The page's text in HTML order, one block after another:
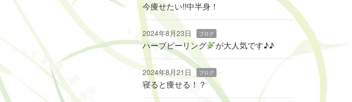
今痩せたい!!中半身！
2024年8月23日 ブログ
ハーブピーリング ‬が大人気です♪♪
2024年8月21日 ブログ
寝ると痩せる！？